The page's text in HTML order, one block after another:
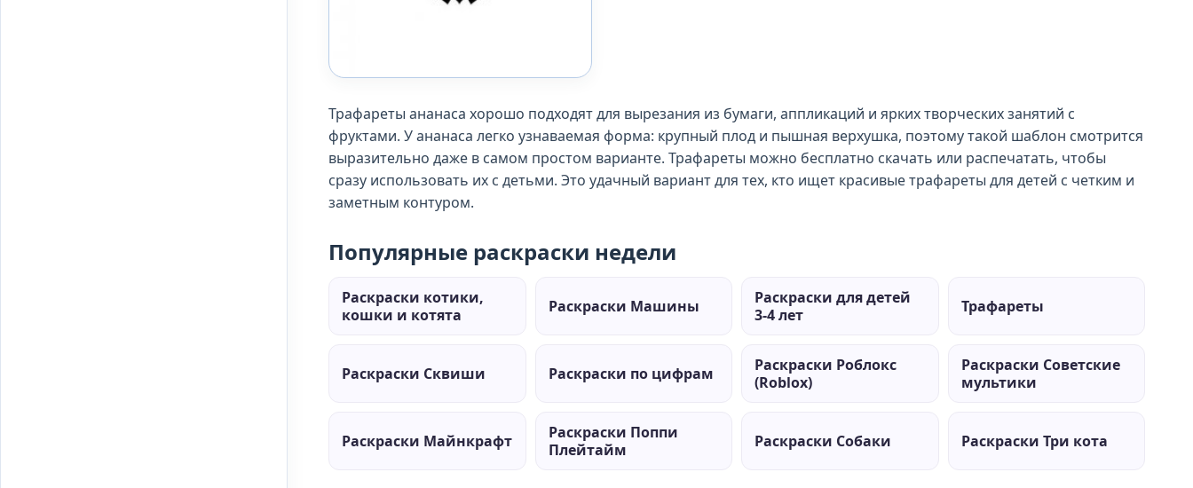
Трафареты ананаса хорошо подходят для вырезания из бумаги, аппликаций и ярких творческих занятий с
фруктами. У ананаса легко узнаваемая форма: крупный плод и пышная верхушка, поэтому такой шаблон смотрится
выразительно даже в самом простом варианте. Трафареты можно бесплатно скачать или распечатать, чтобы
сразу использовать их с детьми. Это удачный вариант для тех, кто ищет красивые трафареты для детей с четким и
заметным контуром.
Популярные раскраски недели
Раскраски котики,
кошки и котята
Раскраски Машины
Раскраски для детей
3-4 лет
Трафареты
Раскраски Сквиши Раскраски по цифрам
Раскраски Роблокс
(Roblox)
Раскраски Советские
мультики
Раскраски Майнкрафт
Раскраски Поппи
Плейтайм
Раскраски Собаки Раскраски Три кота